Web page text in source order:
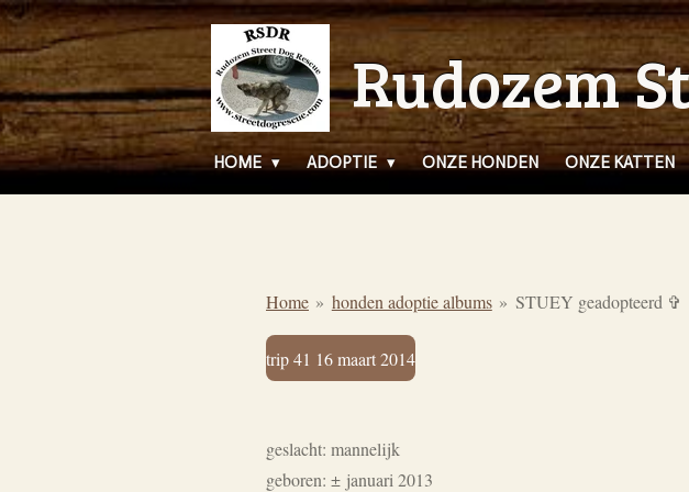
Ga
direct
naar
de
hoofdinhoud
Rudozem
HOME ADOPTIE ONZE HONDEN ONZE KATTEN
Home » honden adoptie albums » STUEY geadopteerd ✞
trip 41 16 maart 2014
geslacht: mannelijk
geboren: ± januari 2013